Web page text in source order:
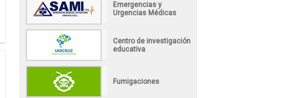
Emergencias y
Urgencias Médicas
Centro de investigación
educativa
Fumigaciones